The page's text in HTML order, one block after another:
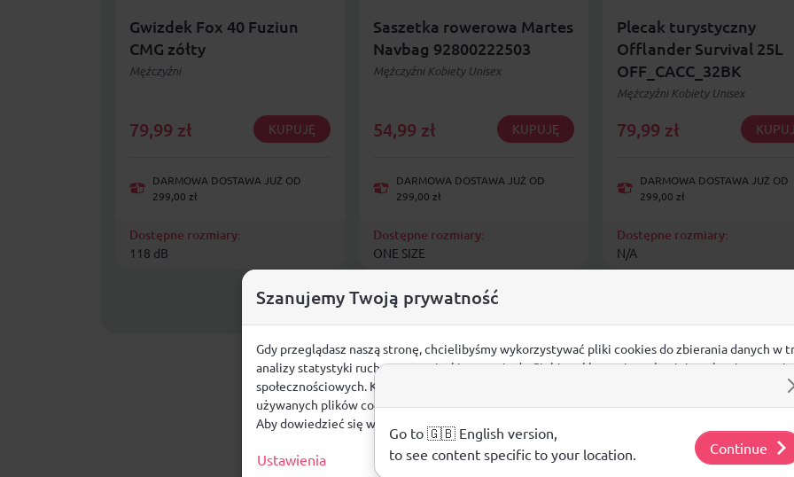
Gwizdek Fox 40 Fuziun
CMG zółty
Mężczyźni
79,99 zł KUPUJĘ
DARMOWA DOSTAWA JUŻ OD
299,00 zł
Dostępne rozmiary:
118 dB
Saszetka rowerowa Martes
Navbag 92800222503
Mężczyźni Kobiety Unisex
54,99 zł KUPUJĘ
DARMOWA DOSTAWA JUŻ OD
299,00 zł
Dostępne rozmiary:
ONE SIZE
Plecak turystyczny
Offlander Survival 25L
OFF_CACC_32BK
Mężczyźni Kobiety Unisex
79,99 zł
DARMOWA DOSTAWA JUŻ OD
299,00 zł
Dostępne rozmiary:
N/A
Szanujemy Twoją prywatność
Gdy przeglądasz naszą stronę, chcielibyśmy wykorzystywać pliki cookies do zbierania danych w
analizy statystyki ruchu na stronie, kierowania do Ciebie reklam w innych miejscach w
społecznościowych. Kliknij poniżej, by wyrazić zgodę lub przejdź do ustawień, by dokonać
używanych plików cookies.
Aby dowiedzieć się więcej o plikach cookie i tym, jak wykorzystujemy Twoje dane, odwiedź naszą
Ustawienia
Go to 🇬🇧 English version,
to see content specific to your location.
Continue